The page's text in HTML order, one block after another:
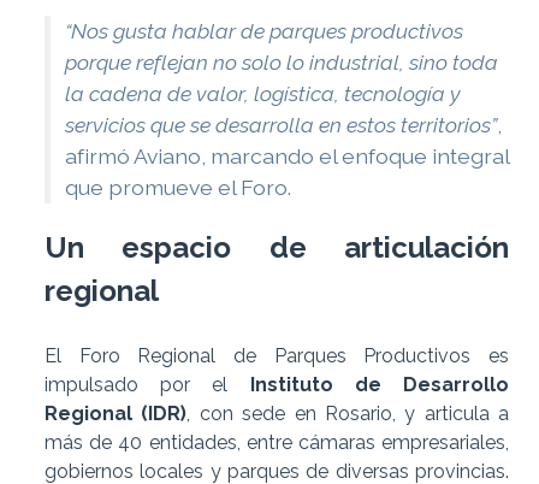
“Nos gusta hablar de parques productivos
porque reflejan no solo lo industrial, sino toda
la cadena de valor, logística, tecnología y
servicios que se desarrolla en estos territorios”,
afirmó Aviano, marcando el enfoque integral
que promueve el Foro.
Un espacio de articulación
regional
El Foro Regional de Parques Productivos es
impulsado por el Instituto de Desarrollo
Regional (IDR) , con sede en Rosario, y articula a
más de 40 entidades, entre cámaras empresariales,
gobiernos locales y parques de diversas provincias.